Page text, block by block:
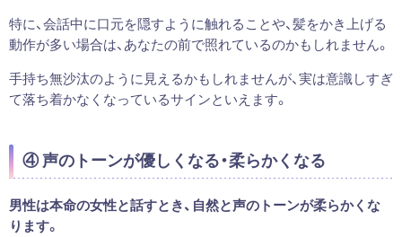
特に、会話中に口元を隠すように触れることや、髪をかき上げる
動作が多い場合は、あなたの前で照れているのかもしれません。
手持ち無沙汰のように見えるかもしれませんが、実は意識しすぎ
て落ち着かなくなっているサインといえます。
④ 声のトーンが優しくなる・柔らかくなる
男性は本命の女性と話すとき、自然と声のトーンが柔らかくな
ります。